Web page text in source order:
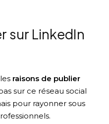
sur LinkedIn
raisons de publier
sur ce réseau social
pour rayonner sous